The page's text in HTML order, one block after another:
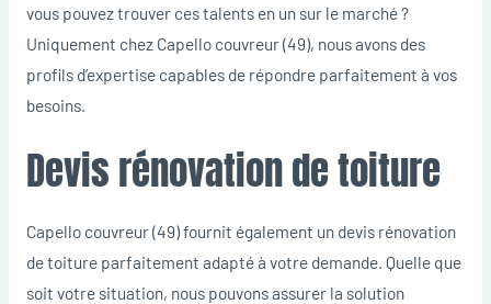
vous pouvez trouver ces talents en un sur le marché ?
Uniquement chez Capello couvreur (49), nous avons des
profils d’expertise capables de répondre parfaitement à vos
besoins.
Devis rénovation de toiture
Capello couvreur (49) fournit également un devis rénovation
de toiture parfaitement adapté à votre demande. Quelle que
soit votre situation, nous pouvons assurer la solution